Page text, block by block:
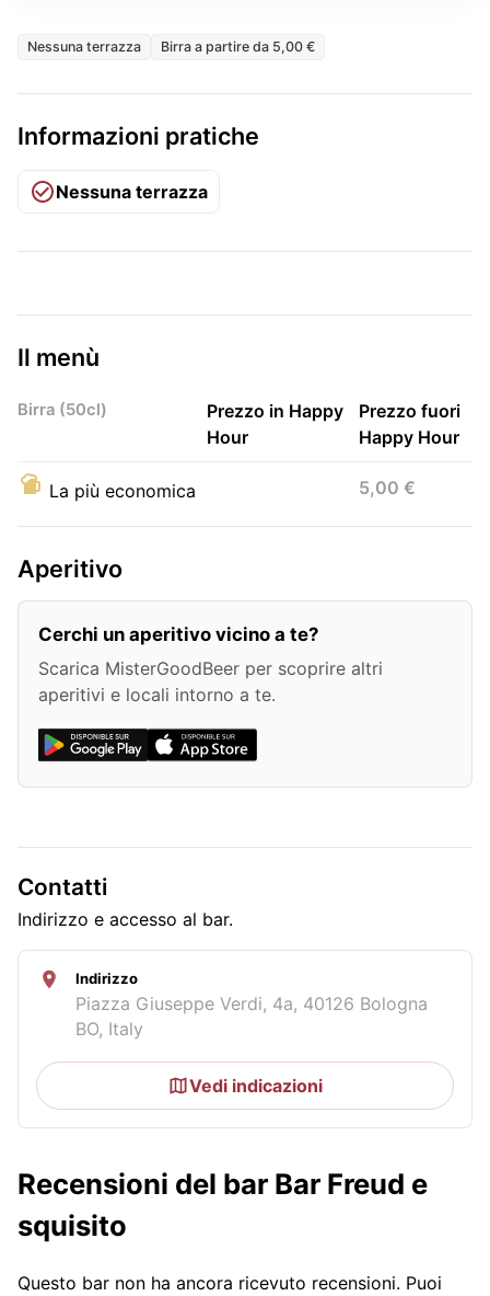
Nessuna terrazza Birra a partire da 5,00 €
Informazioni pratiche
Nessuna terrazza
Il menù
Birra (50cl)
Prezzo in Happy
Hour
Prezzo fuori
Happy Hour
La più economica 5,00 €
Aperitivo
Cerchi un aperitivo vicino a te?
Scarica MisterGoodBeer per scoprire altri
aperitivi e locali intorno a te.
Contatti
Indirizzo e accesso al bar.
Indirizzo
Piazza Giuseppe Verdi, 4a, 40126 Bologna
BO, Italy
Vedi indicazioni
Recensioni del bar Bar Freud e
squisito
Questo bar non ha ancora ricevuto recensioni. Puoi